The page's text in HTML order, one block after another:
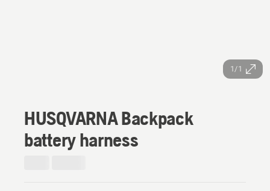
1/1
HUSQVARNA Backpack
battery harness